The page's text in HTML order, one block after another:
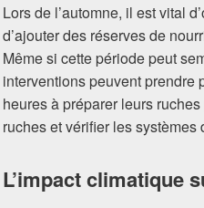
Lors de l’automne, il est vital
d’ajouter des réserves de
Même si cette période peut
interventions peuvent prendre
heures à préparer leurs
ruches et vérifier les systèmes
L’impact climatique